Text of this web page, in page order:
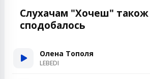
Слухачам "Хочеш" також
сподобалось
Олена Тополя
LEBEDI